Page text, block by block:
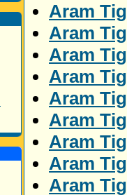
Aram
Aram
Aram
Aram
Aram
Aram
Aram
Aram
Aram